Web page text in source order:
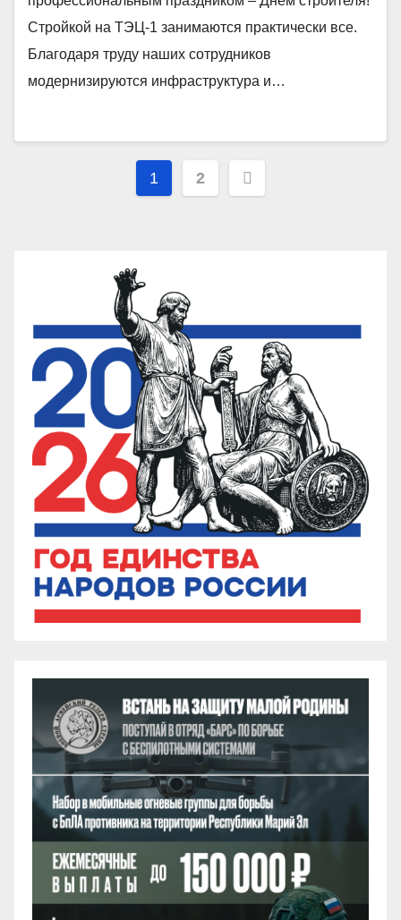
Cтройкой на ТЭЦ-1 занимаются практически все.
Благодаря труду наших сотрудников
модернизируются инфраструктура и…
Пагинация
1 2